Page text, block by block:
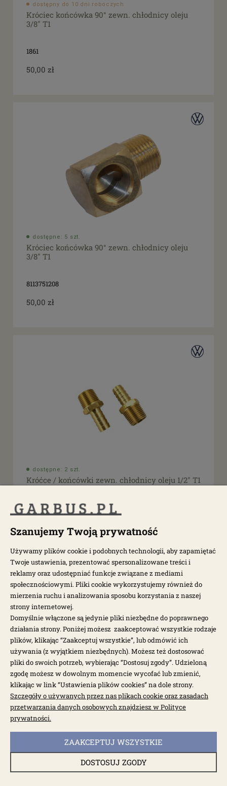
dostępny do 10 dni roboczych
Króciec końcówka 90° zewn. chłodnicy oleju
3/8" T1
1861
50,00 zł
dostępne: 5 szt.
Króciec końcówka 90° zewn. chłodnicy oleju
3/8" T1
8113751208
50,00 zł
dostępne: 2 szt.
Króćce / końcówki zewn. chłodnicy oleju 1/2" T1
1860-100
59,20 zł 74,00 zł
dostępny do 10 dni roboczych
Króćce / końcówki zewn. chłodnicy oleju 1/2" T1
Szanujemy Twoją prywatność
Używamy plików cookie i podobnych technologii, aby zapamiętać
Twoje ustawienia, prezentować spersonalizowane treści i
reklamy oraz udostępniać funkcje związane z mediami
społecznościowymi. Pliki cookie wykorzystujemy również do
mierzenia ruchu i analizowania sposobu korzystania z naszej
strony internetowej.
Domyślnie włączone są jedynie pliki niezbędne do poprawnego
działania strony. Poniżej możesz zaakceptować wszystkie rodzaje
plików, klikając “Zaakceptuj wszystkie”, lub odmówić ich
używania (z wyjątkiem niezbędnych). Możesz też dostosować
pliki do swoich potrzeb, wybierając “Dostosuj zgody”. Udzieloną
zgodę możesz w dowolnym momencie wycofać lub zmienić,
klikając w link “Ustawienia plików cookies” na dole strony.
Szczegóły o używanych przez nas plikach cookie oraz zasadach
przetwarzania danych osobowych znajdziesz w Polityce
prywatności.
DOSTOSUJ ZGODY
ZAAKCEPTUJ WSZYSTKIE